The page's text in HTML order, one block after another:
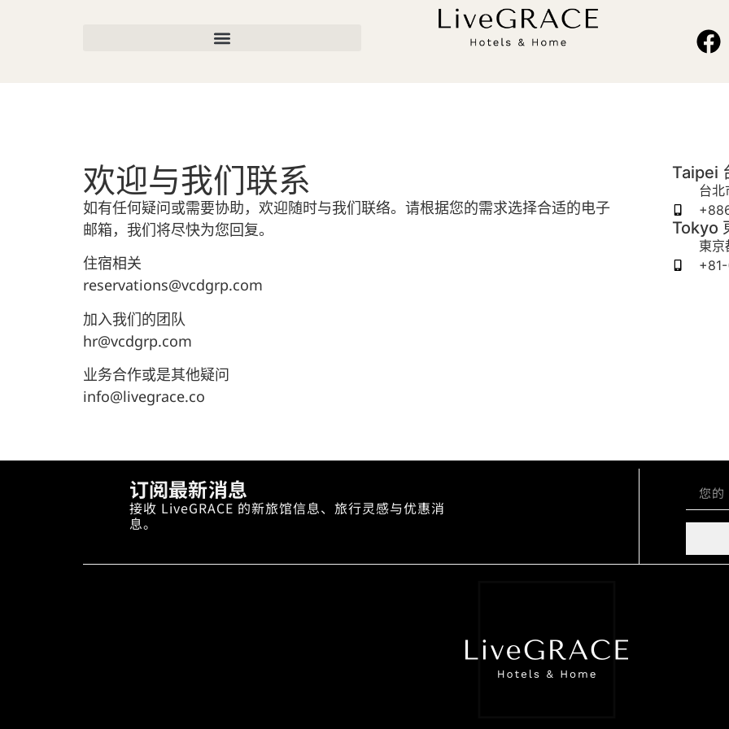
欢迎与我们联系
如有任何疑问或需要协助，欢迎随时与我们联络。请根据您的需求选择合适的电子
邮箱，我们将尽快为您回复。
住宿相关
reservations@vcdgrp.com
加入我们的团队
hr@vcdgrp.com
业务合作或是其他疑问
info@livegrace.co
Taipei
台北
Tokyo
東
订阅最新消息
接收 LiveGRACE 的新旅馆信息、旅行灵感与优惠消
息。